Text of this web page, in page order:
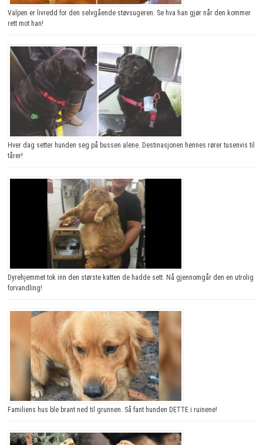
Valpen er livredd for den selvgående støvsugeren. Se hva han gjør når den kommer
rett mot han!
Hver dag setter hunden seg på bussen alene. Destinasjonen hennes rører tusenvis til
tårer!
Dyrehjemmet tok inn den største katten de hadde sett. Nå gjennomgår den en utrolig
forvandling!
Familiens hus ble brant ned til grunnen. Så fant hunden DETTE i ruinene!